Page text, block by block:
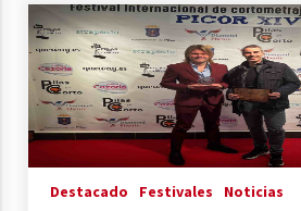
Destacado Festivales Noticias